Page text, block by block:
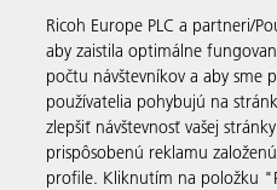
Obchodné riešenia
Produkty a služby
Ricoh Europe PLC a partneri/
aby zaistila optimálne
počtu návštevníkov a aby sme
používatelia pohybujú na
zlepšiť návštevnosť vašej
prispôsobenú reklamu
profile. Kliknutím na položku